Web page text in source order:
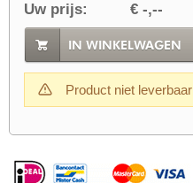
Uw prijs: € -,--
IN WINKELWAGEN
Product niet leverbaar